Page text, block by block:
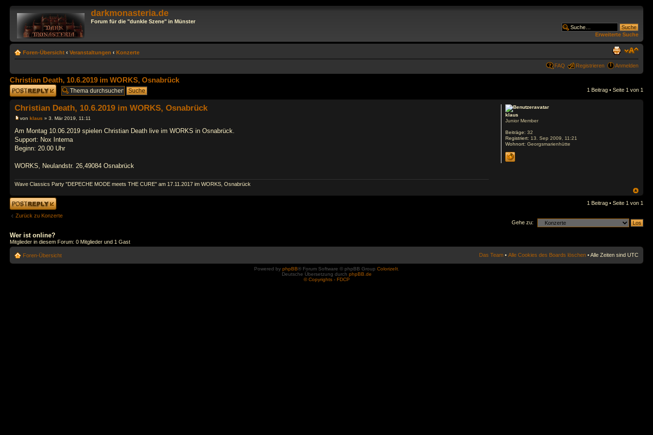
darkmonasteria.de
Forum für die "dunkle Szene" in Münster
Erweiterte Suche
Foren-Übersicht ‹ Veranstaltungen ‹ Konzerte
FAQ Registrieren Anmelden
Christian Death, 10.6.2019 im WORKS, Osnabrück
Antwort erstellen 1 Beitrag • Seite 1 von 1
Christian Death, 10.6.2019 im WORKS, Osnabrück
von klaus » 3. Mär 2019, 11:11
Am Montag 10.06.2019 spielen Christian Death live im WORKS in Osnabrück.
Support: Nox Interna
Beginn: 20.00 Uhr
WORKS, Neulandstr. 26,49084 Osnabrück
Wave Classics Party "DEPECHE MODE meets THE CURE" am 17.11.2017 im WORKS, Osnabrück
klaus
Junior Member
Beiträge: 32
Registriert: 13. Sep 2009, 11:21
Wohnort: Georgsmarienhütte
Antwort erstellen 1 Beitrag • Seite 1 von 1
Zurück zu Konzerte
Gehe zu:
Wer ist online?
Mitglieder in diesem Forum: 0 Mitglieder und 1 Gast
Foren-Übersicht Das Team • Alle Cookies des Boards löschen • Alle Zeiten sind UTC
Powered by phpBB® Forum Software © phpBB Group ColorizeIt.
Deutsche Übersetzung durch phpBB.de
© Copyrights - FDCP